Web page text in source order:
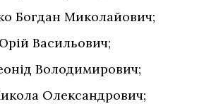
Богдан Миколайович;
Васильович;
Володимирович;
Олександрович;